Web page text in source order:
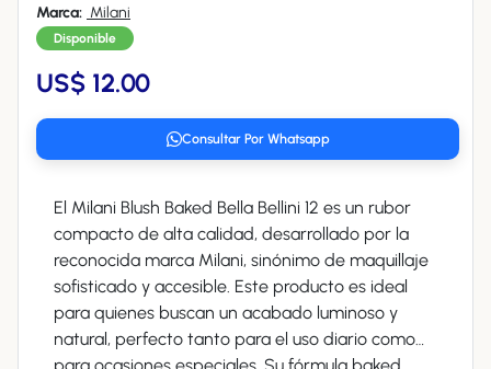
Marca: Milani
Disponible
US$ 12.00
Consultar Por Whatsapp
El Milani Blush Baked Bella Bellini 12 es un rubor
compacto de alta calidad, desarrollado por la
reconocida marca Milani, sinónimo de maquillaje
sofisticado y accesible. Este producto es ideal
para quienes buscan un acabado luminoso y
natural, perfecto tanto para el uso diario como